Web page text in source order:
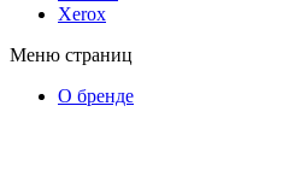
Xerox
Меню страниц
О бренде